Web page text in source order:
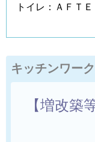
トイレ：ＡＦＴ
キッチンワー
【増改築